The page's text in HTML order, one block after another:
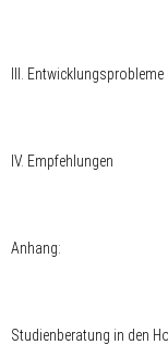
III. Entwicklungsprobleme
IV. Empfehlungen
Anhang:
Studienberatung in den